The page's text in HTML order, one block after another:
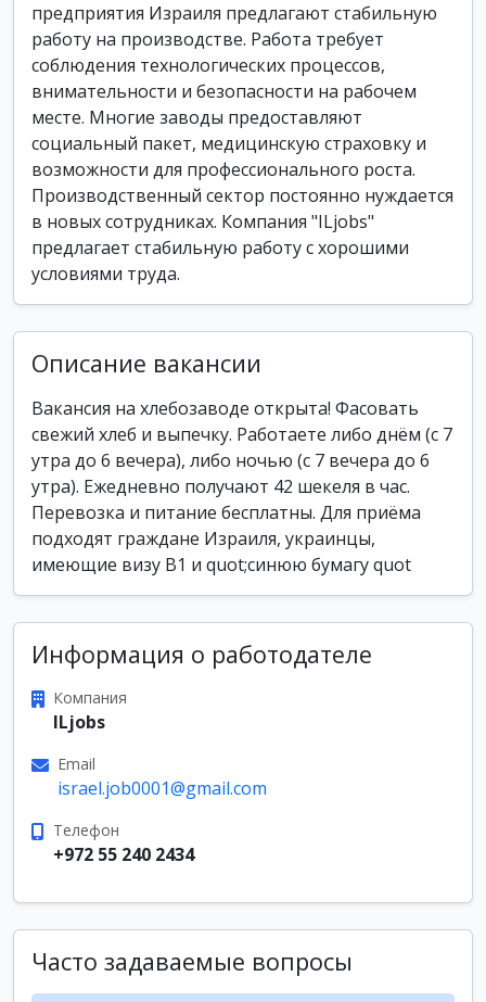
предприятия Израиля предлагают стабильную
работу на производстве. Работа требует
соблюдения технологических процессов,
внимательности и безопасности на рабочем
месте. Многие заводы предоставляют
социальный пакет, медицинскую страховку и
возможности для профессионального роста.
Производственный сектор постоянно нуждается
в новых сотрудниках. Компания "ILjobs"
предлагает стабильную работу с хорошими
условиями труда.
Описание вакансии
Вакансия на хлебозаводе открыта! Фасовать
свежий хлеб и выпечку. Работаете либо днём (с 7
утра до 6 вечера), либо ночью (с 7 вечера до 6
утра). Ежедневно получают 42 шекеля в час.
Перевозка и питание бесплатны. Для приёма
подходят граждане Израиля, украинцы,
имеющие визу B1 и quot;синюю бумагу quot
Информация о работодателе
Компания
ILjobs
Email
israel.job0001@gmail.com
Телефон
+972 55 240 2434
Часто задаваемые вопросы